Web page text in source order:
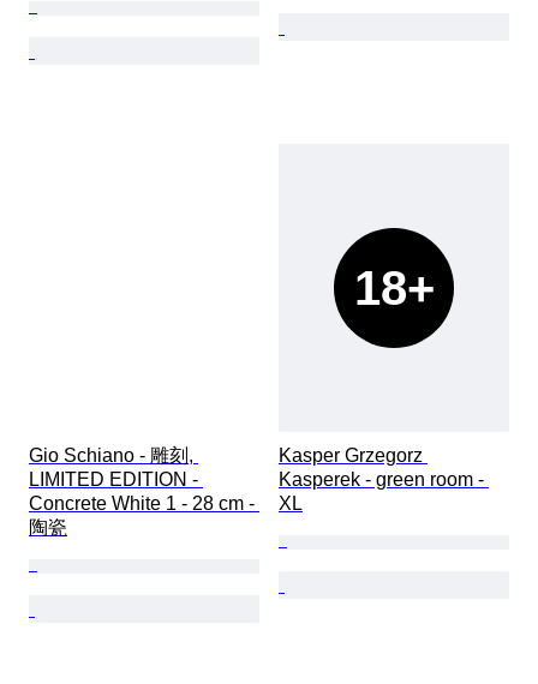
Gio Schiano - 雕刻,
LIMITED EDITION -
Concrete White 1 - 28 cm -
陶瓷
18+
Kasper Grzegorz
Kasperek - green room -
XL